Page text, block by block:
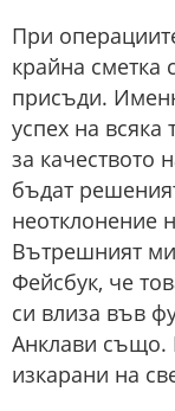
При
крайна сметка
присъди.
успех на всяка
за качеството
бъдат
неотклонение
Вътрешният
Фейсбук, че
си влиза във
Анклави
изкарани на